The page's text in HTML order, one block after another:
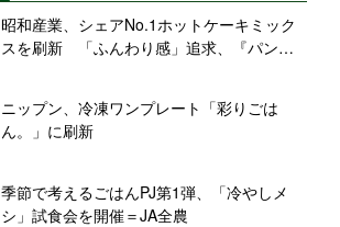
昭和産業、シェアNo.1ホットケーキミック
スを刷新 「ふんわり感」追求、『パンど
ニップン、冷凍ワンプレート「彩りごは
ん。」に刷新
季節で考えるごはんPJ第1弾、「冷やしメ
シ」試食会を開催＝JA全農